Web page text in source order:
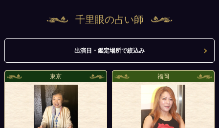
千里眼の占い師
出演日・鑑定場所で絞込み
東京 福岡